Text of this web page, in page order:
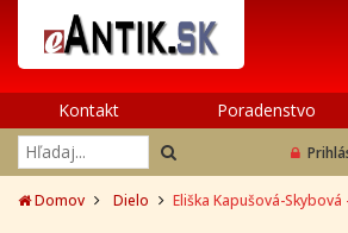
Kontakt Poradenstvo
Domov Dielo Eliška Kapušová-